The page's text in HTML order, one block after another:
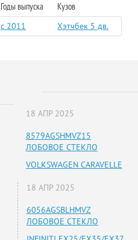
Годы выпуска Кузов
c 2011 Хэтчбек 5 дв.
18 АПР 2025
8579AGSHMVZ15
ЛОБОВОЕ СТЕКЛО
VOLKSWAGEN CARAVELLE
18 АПР 2025
6056AGSBLHMVZ
ЛОБОВОЕ СТЕКЛО